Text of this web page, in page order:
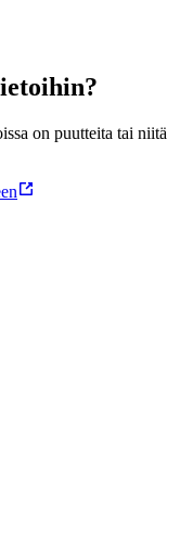
on puutteita tai niitä